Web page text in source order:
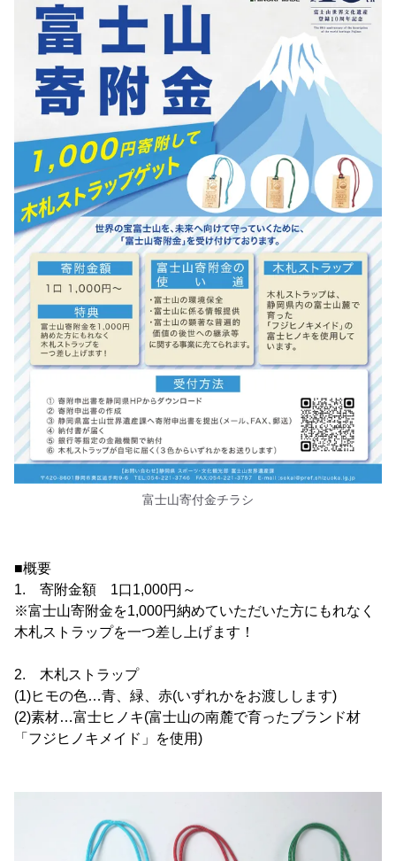
富士山寄付金チラシ
■概要
1. 寄附金額 1口1,000円～
※富士山寄附金を1,000円納めていただいた方にもれなく
木札ストラップを一つ差し上げます！
2. 木札ストラップ
(1)ヒモの色…青、緑、赤(いずれかをお渡しします)
(2)素材…富士ヒノキ(富士山の南麓で育ったブランド材
「フジヒノキメイド」を使用)